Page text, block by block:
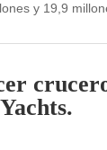
y 19,9